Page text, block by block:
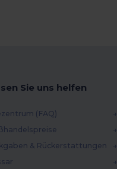
Sie uns helfen
(FAQ)
& Rückerstattungen